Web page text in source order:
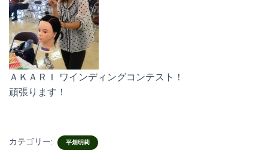
ＡＫＡＲＩ ワインディングコンテスト！
頑張ります！
カテゴリー: 平畑明莉